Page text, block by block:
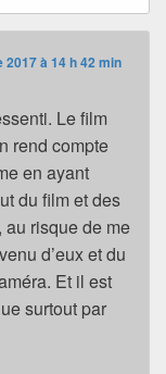
2017 à 14 h 42 min
Le film
rend compte
en ayant
du film et des
au risque de me
d’eux et du
Et il est
surtout par